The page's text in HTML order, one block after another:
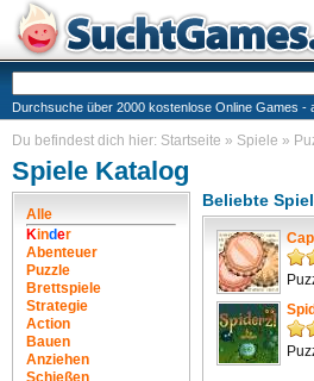
Durchsuche über 2000 kostenlose Online Games -
Du befindest dich hier: Startseite » Spiele »
Spiele Katalog
Alle
Kinder
Abenteuer
Puzzle
Brettspiele
Strategie
Action
Bauen
Anziehen
Schießen
Beliebte